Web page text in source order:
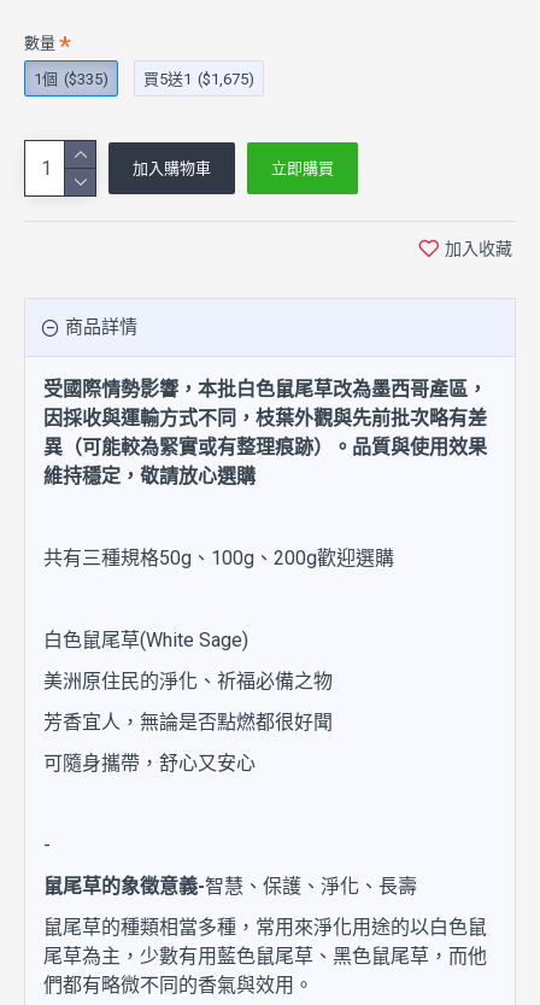
數量
1個 ($335) 買5送1 ($1,675)
加入購物車 立即購買
加入收藏
商品詳情
受國際情勢影響，本批白色鼠尾草改為墨西哥產區，
因採收與運輸方式不同，枝葉外觀與先前批次略有差
異（可能較為緊實或有整理痕跡）。品質與使用效果
維持穩定，敬請放心選購
共有三種規格50g、100g、200g歡迎選購
白色鼠尾草(White Sage)
美洲原住民的淨化、祈福必備之物
芳香宜人，無論是否點燃都很好聞
可隨身攜帶，舒心又安心
-
鼠尾草的象徵意義-智慧、保護、淨化、長壽
鼠尾草的種類相當多種，常用來淨化用途的以白色鼠
尾草為主，少數有用藍色鼠尾草、黑色鼠尾草，而他
們都有略微不同的香氣與效用。